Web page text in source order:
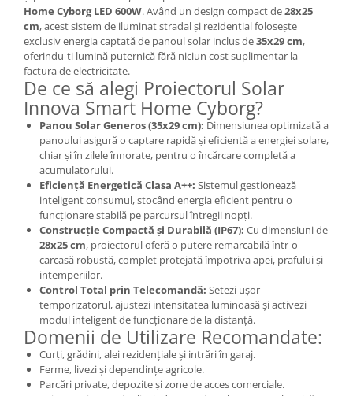
Home Cyborg LED 600W. Având un design compact de28x25
cm, acest sistem de iluminat stradal și rezidențial folosește
exclusiv energia captată de panoul solar inclus de35x29 cm,
oferindu-ți lumină puternică fără niciun cost suplimentar la
factura de electricitate.
De ce să alegi Proiectorul Solar
Innova Smart Home Cyborg?
Panou Solar Generos (35x29 cm): Dimensiunea optimizată a
panoului asigură o captare rapidă și eficientă a energiei solare,
chiar și în zilele înnorate, pentru o încărcare completă a
acumulatorului.
Eficiență Energetică Clasa A++: Sistemul gestionează
inteligent consumul, stocând energia eficient pentru o
funcționare stabilă pe parcursul întregii nopți.
Construcție Compactă și Durabilă (IP67): Cu dimensiuni de
28x25 cm, proiectorul oferă o putere remarcabilă într-o
carcasă robustă, complet protejată împotriva apei, prafului și
intemperiilor.
Control Total prin Telecomandă: Setezi ușor
temporizatorul, ajustezi intensitatea luminoasă și activezi
modul inteligent de funcționare de la distanță.
Domenii de Utilizare Recomandate:
Curți, grădini, alei rezidențiale și intrări în garaj.
Ferme, livezi și dependințe agricole.
Parcări private, depozite și zone de acces comerciale.